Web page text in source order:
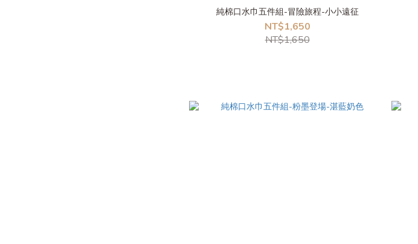
純棉口水巾五件組-冒險旅程-小小遠征
NT$1,650
NT$1,650